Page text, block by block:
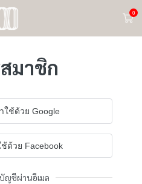
0
มาชิก
ใช้ด้วย Google
ด้วย Facebook
ญชีผ่านอีเมล